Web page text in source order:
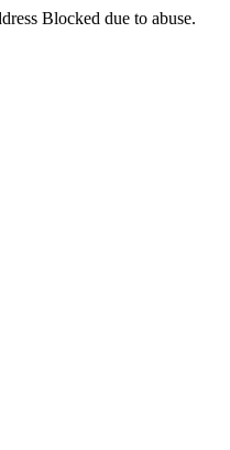
Blocked due to abuse.